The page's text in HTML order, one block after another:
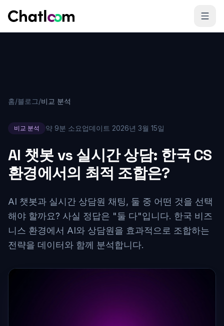
홈/블로그/비교 분석
비교 분석 약 9분 소요업데이트 2026년 3월 15일
AI 챗봇 vs 실시간 상담: 한국 CS
환경에서의 최적 조합은?
AI 챗봇과 실시간 상담원 채팅, 둘 중 어떤 것을 선택
해야 할까요? 사실 정답은 "둘 다"입니다. 한국 비즈
니스 환경에서 AI와 상담원을 효과적으로 조합하는
전략을 데이터와 함께 분석합니다.